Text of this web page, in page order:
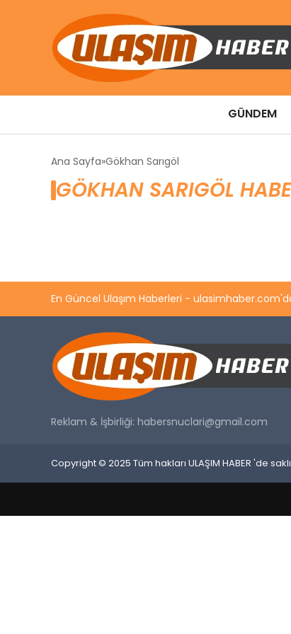
GÜNDEM
Ana Sayfa Gökhan Sarıgöl
GÖKHAN SARIGÖL
En Güncel Ulaşım Haberleri -
Reklam & İşbirliği: habersnuclari@gmail.com
Copyright © 2025 Tüm hakları ULAŞIM HABER 'de